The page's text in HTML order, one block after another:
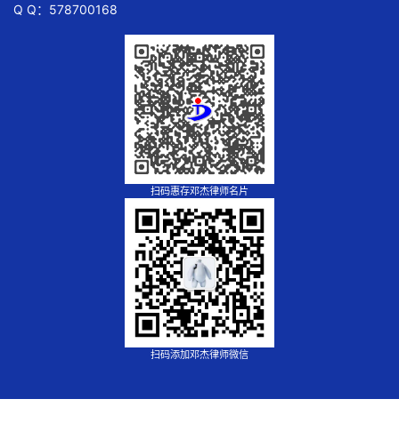
Q Q：578700168
扫码惠存邓杰律师名片
扫码添加邓杰律师微信